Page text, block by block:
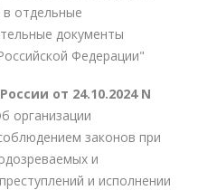
отдельные
документы
Федерации"
от 24.10.2024 N
организации
законов при
и
и исполнении